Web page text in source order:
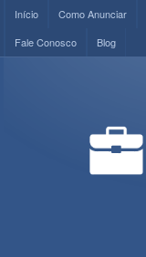
Início Como Anunciar
Fale Conosco
Blog